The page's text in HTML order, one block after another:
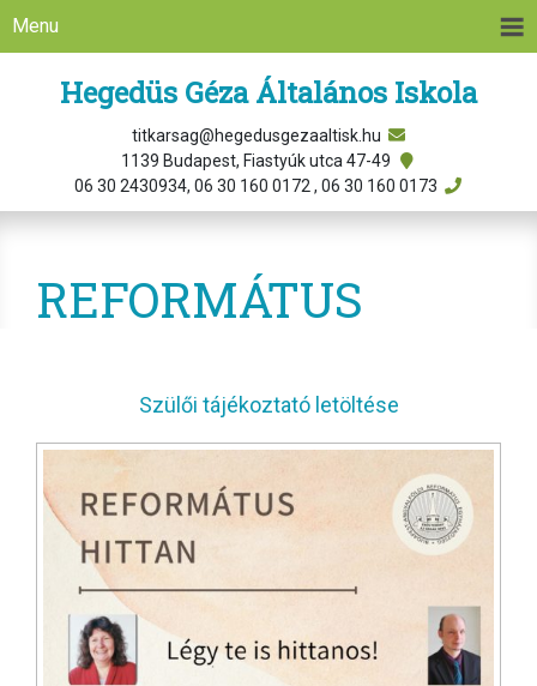
Menu
Hegedüs Géza Általános Iskola
titkarsag@hegedusgezaaltisk.hu
1139 Budapest, Fiastyúk utca 47-49
06 30 2430934, 06 30 160 0172 , 06 30 160 0173
REFORMÁTUS
Szülői tájékoztató letöltése